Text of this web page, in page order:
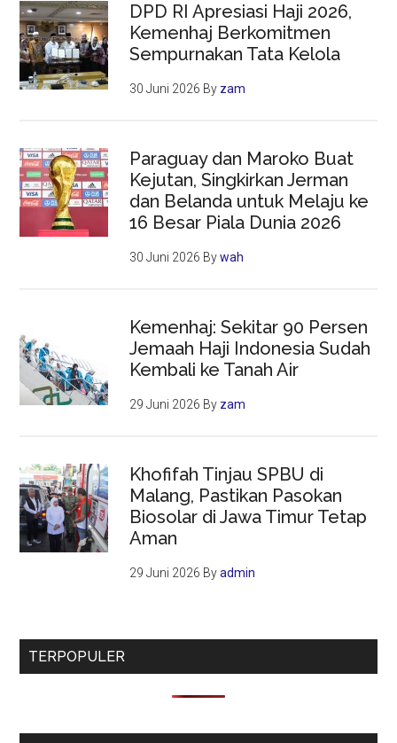
DPD RI Apresiasi Haji 2026,
Kemenhaj Berkomitmen
Sempurnakan Tata Kelola
30 Juni 2026 By zam
Paraguay dan Maroko Buat
Kejutan, Singkirkan Jerman
dan Belanda untuk Melaju ke
16 Besar Piala Dunia 2026
30 Juni 2026 Bywah
Kemenhaj: Sekitar 90 Persen
Jemaah Haji Indonesia Sudah
Kembali ke Tanah Air
29 Juni 2026 By zam
Khofifah Tinjau SPBU di
Malang, Pastikan Pasokan
Biosolar di Jawa Timur Tetap
Aman
29 Juni 2026 Byadmin
TERPOPULER